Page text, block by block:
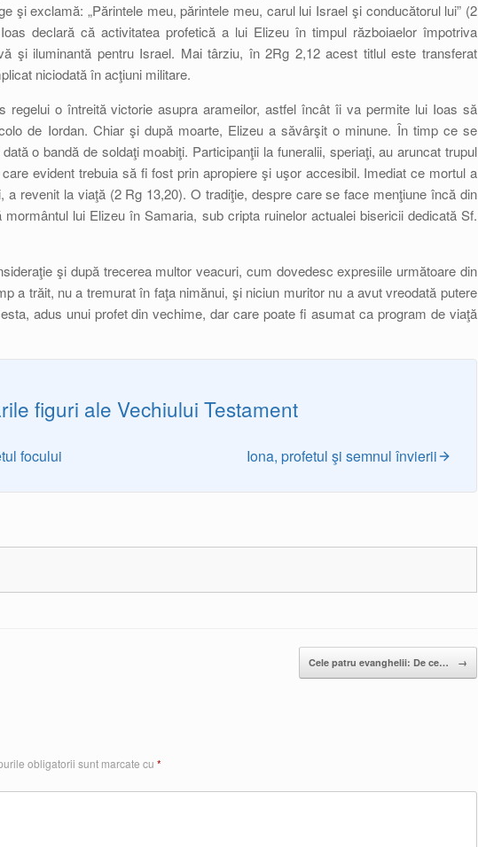
şi exclamă: „Părintele meu, părintele meu, carul lui Israel şi conducătorul lui” (2
declară că activitatea profetică a lui Elizeu în timpul războiaelor împotriva
şi iluminantă pentru Israel. Mai târziu, în 2Rg 2,12 acest titlul este transferat
niciodată în acţiuni militare.
regelui o întreită victorie asupra arameilor, astfel încât îi va permite lui Ioas să
de Iordan. Chiar şi după moarte, Elizeu a săvârşit o minune. În timp ce se
o bandă de soldaţi moabiţi. Participanţii la funeralii, speriaţi, au aruncat trupul
evident trebuia să fi fost prin apropiere şi uşor accesibil. Imediat ce mortul a
a revenit la viaţă (2 Rg 13,20). O tradiţie, despre care se face menţiune încă din
lui Elizeu în Samaria, sub cripta ruinelor actualei bisericii dedicată Sf.
şi după trecerea multor veacuri, cum dovedesc expresiile următoare din
a trăit, nu a tremurat în faţa nimănui, şi niciun muritor nu a avut vreodată putere
adus unui profet din vechime, dar care poate fi asumat ca program de viaţă
figuri ale Vechiului Testament
focului Iona, profetul şi semnul învierii
Cele patru evanghelii: De ce… →
obligatorii sunt marcate cu *